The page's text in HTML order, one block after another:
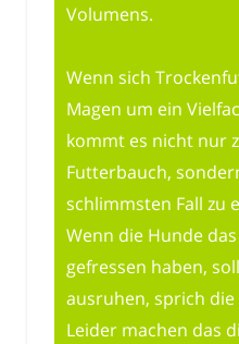
Volumens.
Wenn sich
Magen um ein
kommt es nicht nur
Futterbauch,
schlimmsten Fall zu
Wenn die Hunde
gefressen haben,
ausruhen, sprich
Leider machen das